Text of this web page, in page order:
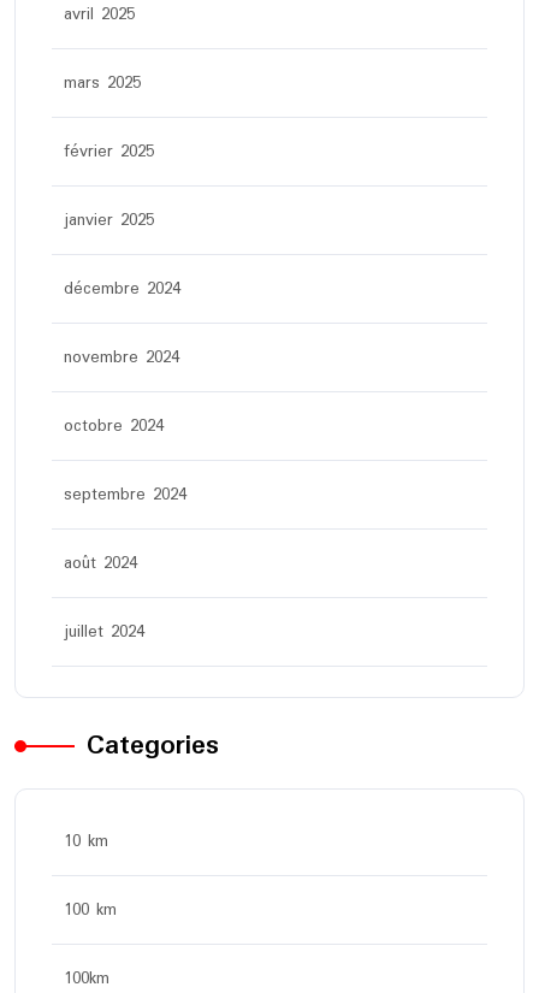
avril 2025
mars 2025
février 2025
janvier 2025
décembre 2024
novembre 2024
octobre 2024
septembre 2024
août 2024
juillet 2024
Categories
10 km
100 km
100km